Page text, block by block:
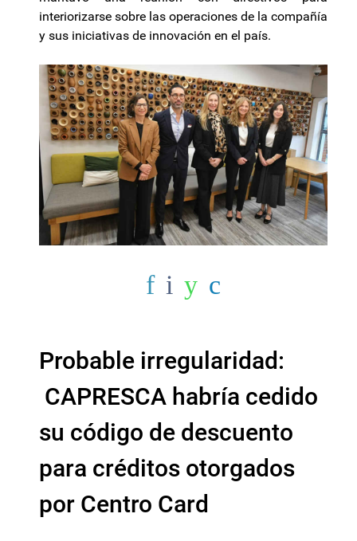
interiorizarse sobre las operaciones de la compañía
y sus iniciativas de innovación en el país.
Probable irregularidad:
CAPRESCA habría cedido
su código de descuento
para créditos otorgados
por Centro Card